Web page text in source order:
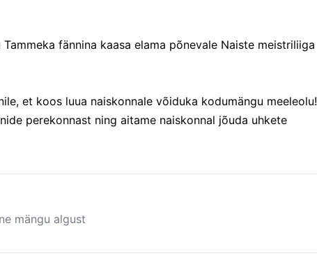
fännina kaasa elama põnevale Naiste meistriliiga
et koos luua naiskonnale võiduka kodumängu meeleolu!
perekonnast ning aitame naiskonnal jõuda uhkete
mängu algust